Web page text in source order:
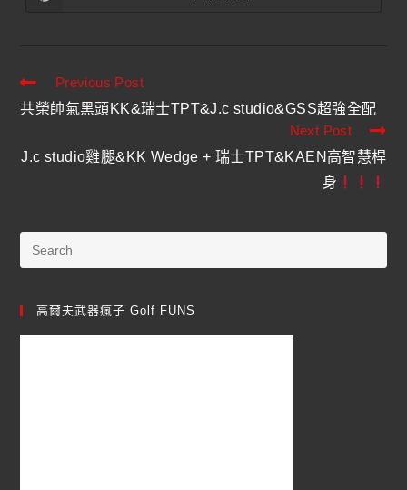
Previous Post
共榮帥氣黑頭KK&瑞士TPT&J.c studio&GSS超強全配
Next Post
J.c studio雞腿&KK Wedge + 瑞士TPT&KAEN高智慧桿
身
高爾夫武器瘋子 Golf FUNS